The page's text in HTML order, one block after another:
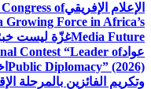
الإعلام الإفريقيof
Force in Africa’s
Media Futureغزّة ليست
عوادContest “Leader of
Public Diplomacy” (2026)
وتكريم الفائزين بالمرحلة